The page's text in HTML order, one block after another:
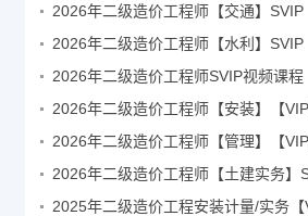
2026年二级造价工程师【交通】SVIP
2026年二级造价工程师【水利】SVIP
2026年二级造价工程师SVIP视频课程
2026年二级造价工程师【土建实务】